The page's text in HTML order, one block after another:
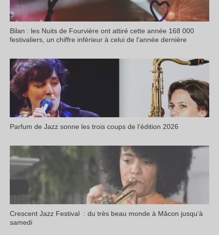
Bilan : les Nuits de Fourvière ont attiré cette année 168 000
festivaliers, un chiffre inférieur à celui de l’année dernière
Parfum de Jazz sonne les trois coups de l’édition 2026
Crescent Jazz Festival : du très beau monde à Mâcon jusqu’à
samedi